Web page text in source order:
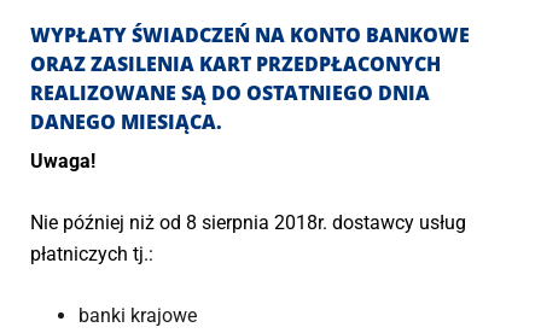
WYPŁATY ŚWIADCZEŃ NA KONTO BANKOWE
ORAZ ZASILENIA KART PRZEDPŁACONYCH
REALIZOWANE SĄ DO OSTATNIEGO DNIA
DANEGO MIESIĄCA.
Uwaga!
Nie później niż od 8 sierpnia 2018r. dostawcy usług
płatniczych tj.:
banki krajowe